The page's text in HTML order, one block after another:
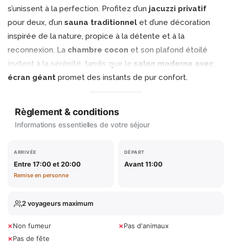
s’unissent à la perfection. Profitez d’un jacuzzi privatif
pour deux, d’un sauna traditionnel et d’une décoration
inspirée de la nature, propice à la détente et à la
reconnexion. La chambre cocon et son plafond étoilé
invitent à la sérénité, tandis que le salon moderne avec
écran géant promet des instants de pur confort.
Règlement & conditions
Informations essentielles de votre séjour
ARRIVÉE
Entre 17:00 et 20:00
Remise en personne
DÉPART
Avant 11:00
2 voyageurs maximum
×Non fumeur ×Pas d'animaux
×Pas de fête